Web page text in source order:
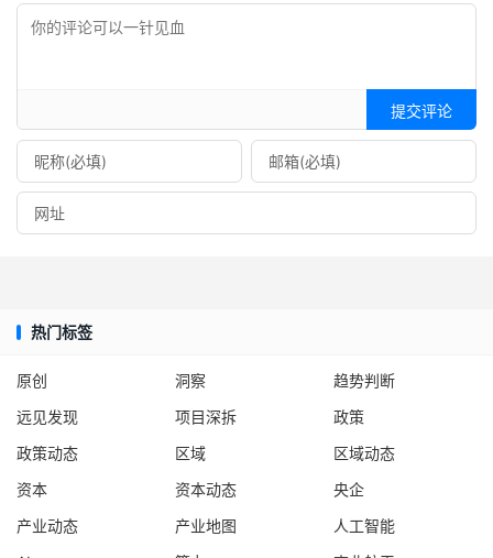
提交评论
热门标签
原创 洞察
趋势判断
远见发现
项目深拆
政策
政策动态
区域
区域动态
资本
资本动态
央企
产业动态
产业地图
人工智能